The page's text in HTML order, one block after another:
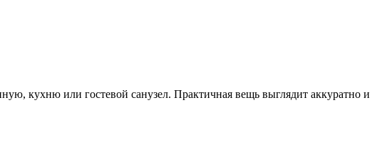
кухню или гостевой санузел. Практичная вещь выглядит аккуратно и